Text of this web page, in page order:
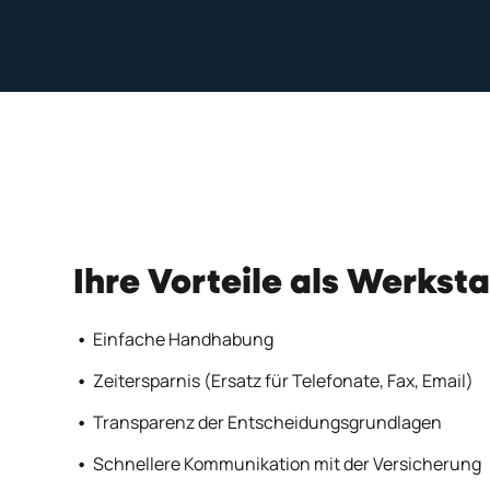
Ihre Vorteile als
Einfache Handhabung
Zeitersparnis (Ersatz für Telefonate, Fax, Email)
Transparenz der Entscheidungsgrundlagen
Schnellere Kommunikation mit der Versicherung